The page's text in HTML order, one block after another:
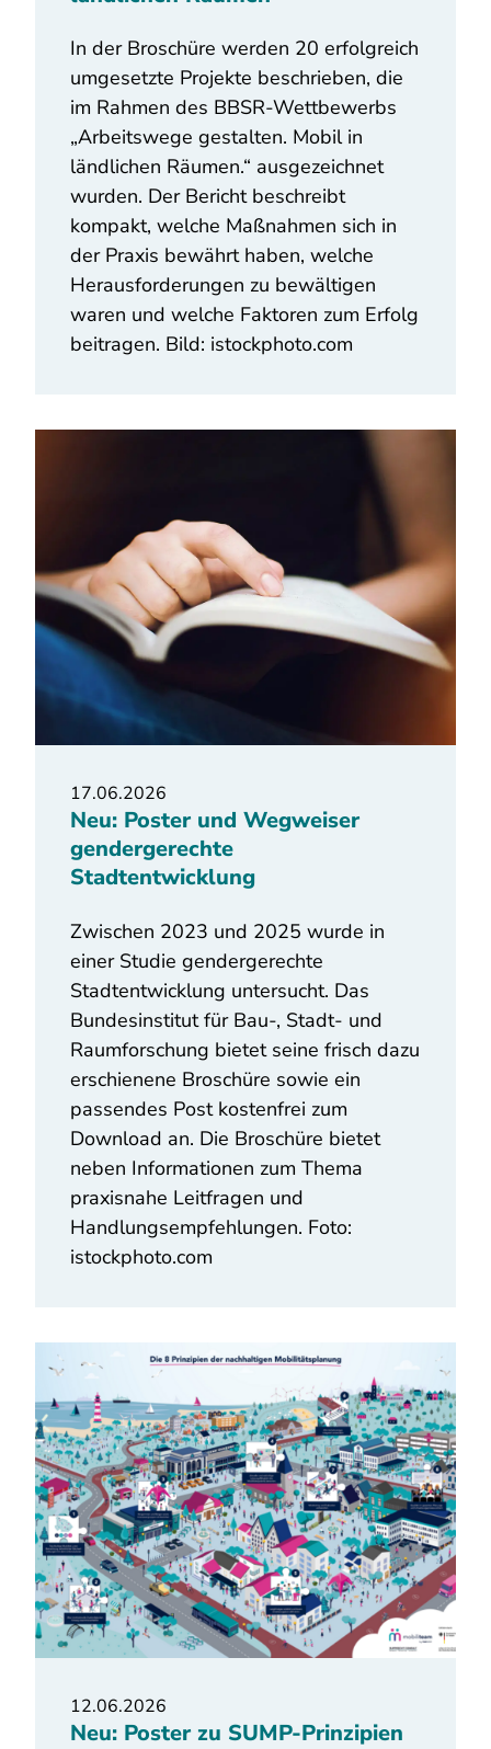
In der Broschüre werden 20 erfolgreich
umgesetzte Projekte beschrieben, die
im Rahmen des BBSR-Wettbewerbs
„Arbeitswege gestalten. Mobil in
ländlichen Räumen.“ ausgezeichnet
wurden. Der Bericht beschreibt
kompakt, welche Maßnahmen sich in
der Praxis bewährt haben, welche
Herausforderungen zu bewältigen
waren und welche Faktoren zum Erfolg
beitragen. Bild: istockphoto.com
17.06.2026
Neu: Poster und Wegweiser
gendergerechte
Stadtentwicklung
Zwischen 2023 und 2025 wurde in
einer Studie gendergerechte
Stadtentwicklung untersucht. Das
Bundesinstitut für Bau-, Stadt- und
Raumforschung bietet seine frisch dazu
erschienene Broschüre sowie ein
passendes Post kostenfrei zum
Download an. Die Broschüre bietet
neben Informationen zum Thema
praxisnahe Leitfragen und
Handlungsempfehlungen. Foto:
istockphoto.com
12.06.2026
Neu: Poster zu SUMP-Prinzipien